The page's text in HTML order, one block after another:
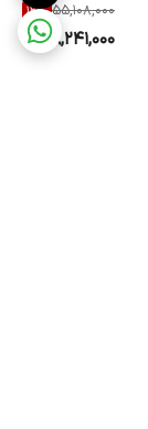
55,108,000
12%
48,241,000